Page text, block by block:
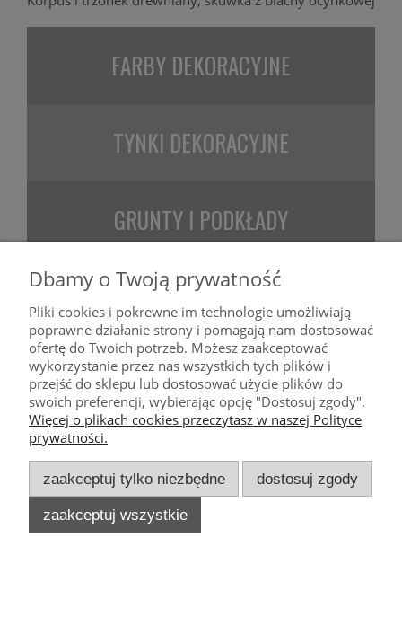
FARBY DEKORACYJNE
TYNKI DEKORACYJNE
GRUNTY I PODKŁADY
DOSTAWA
MOJE KONTO
Dbamy o Twoją prywatność
Pliki cookies i pokrewne im technologie umożliwiają
poprawne działanie strony i pomagają nam dostosować
ofertę do Twoich potrzeb. Możesz zaakceptować
wykorzystanie przez nas wszystkich tych plików i
przejść do sklepu lub dostosować użycie plików do
swoich preferencji, wybierając opcję "Dostosuj zgody".
Więcej o plikach cookies przeczytasz w naszej Polityce
prywatności.
zaakceptuj tylko niezbędne dostosuj zgody
zaakceptuj wszystkie